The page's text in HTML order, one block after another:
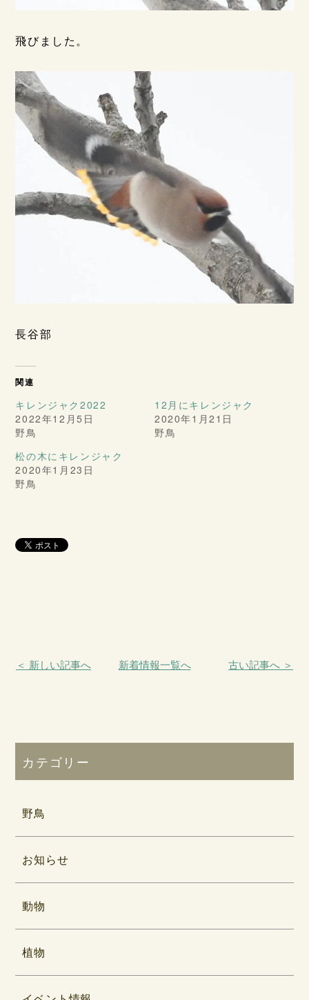
飛びました。
長谷部
関連
キレンジャク2022
2022年12月5日
野鳥
12月にキレンジャク
2020年1月21日
野鳥
松の木にキレンジャク
2020年1月23日
野鳥
＜ 新しい記事へ 新着情報一覧へ 古い記事へ ＞
カテゴリー
野鳥
お知らせ
動物
植物